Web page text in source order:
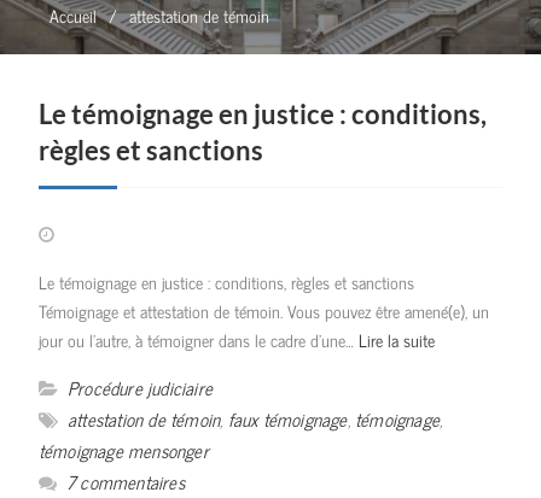
Accueil attestation de témoin
Le témoignage en justice : conditions,
règles et sanctions
Le témoignage en justice : conditions, règles et sanctions
Témoignage et attestation de témoin. Vous pouvez être amené(e), un
jour ou l’autre, à témoigner dans le cadre d’une… Lire la suite
Procédure judiciaire
attestation de témoin, faux témoignage, témoignage,
témoignage mensonger
7 commentaires